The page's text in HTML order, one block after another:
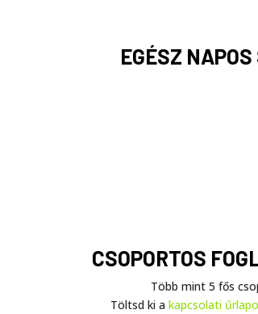
EGÉSZ
CSOPORTOS
Több mint 5 fős
Töltsd ki a kapcsolati